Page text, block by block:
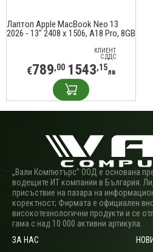
Лаптоп Apple MacBook Neo 13
2026 - 13" 2408 x 1506, A18 Pro, 8GB
КЛИЕНТ
С ДДС
€789,00 1543,15лв
„Вали Компютърс” ООД е основана
водещите ИТ компании в България.
присъствие на пазара на
коректност; Фирмата е официален
високотехнологични продукти и се
гама с над 10 000 активни артикула.
ЗА НАС